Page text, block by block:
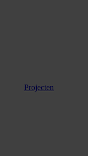
Projecten